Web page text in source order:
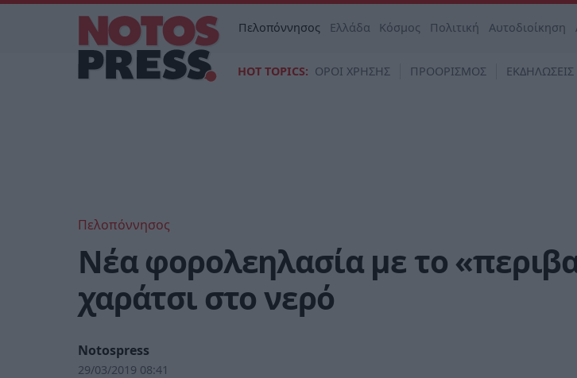
Πελοπόννησος Ελλάδα Κόσμος Πολιτική Αυτοδιοίκηση
HOT TOPICS: ΟΡΟΙ ΧΡΗΣΗΣ ΠΡΟΟΡΙΣΜΟΣ ΕΚΔΗΛΩΣΕΙΣ
Πελοπόννησος
Νέα φορολεηλασία με το
χαράτσι στο νερό
Notospress
29/03/2019 08:41